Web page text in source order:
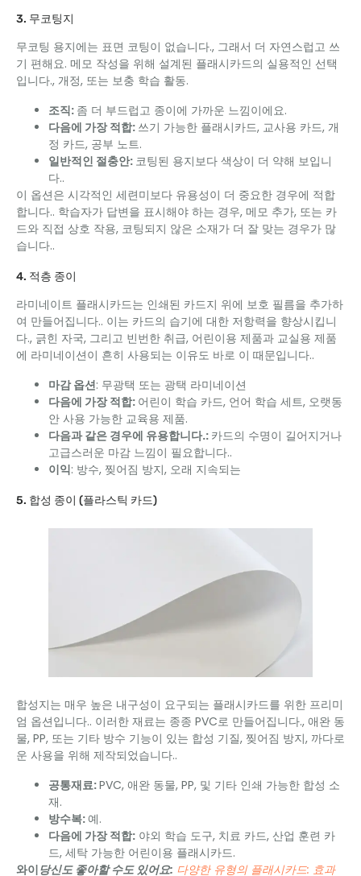
3. 무코팅지
무코팅 용지에는 표면 코팅이 없습니다., 그래서 더 자연스럽고 쓰
기 편해요. 메모 작성을 위해 설계된 플래시카드의 실용적인 선택
입니다., 개정, 또는 보충 학습 활동.
조직: 좀 더 부드럽고 종이에 가까운 느낌이에요.
다음에 가장 적합: 쓰기 가능한 플래시카드, 교사용 카드, 개
정 카드, 공부 노트.
일반적인 절충안: 코팅된 용지보다 색상이 더 약해 보입니
다..
이 옵션은 시각적인 세련미보다 유용성이 더 중요한 경우에 적합
합니다.. 학습자가 답변을 표시해야 하는 경우, 메모 추가, 또는 카
드와 직접 상호 작용, 코팅되지 않은 소재가 더 잘 맞는 경우가 많
습니다..
4. 적층 종이
라미네이트 플래시카드는 인쇄된 카드지 위에 보호 필름을 추가하
여 만들어집니다.. 이는 카드의 습기에 대한 저항력을 향상시킵니
다., 긁힌 자국, 그리고 빈번한 취급, 어린이용 제품과 교실용 제품
에 라미네이션이 흔히 사용되는 이유도 바로 이 때문입니다..
마감 옵션: 무광택 또는 광택 라미네이션
다음에 가장 적합: 어린이 학습 카드, 언어 학습 세트, 오랫동
안 사용 가능한 교육용 제품.
다음과 같은 경우에 유용합니다.: 카드의 수명이 길어지거나
고급스러운 마감 느낌이 필요합니다..
이익: 방수, 찢어짐 방지, 오래 지속되는
5. 합성 종이 (플라스틱 카드)
합성지는 매우 높은 내구성이 요구되는 플래시카드를 위한 프리미
엄 옵션입니다.. 이러한 재료는 종종 PVC로 만들어집니다., 애완 동
물, PP, 또는 기타 방수 기능이 있는 합성 기질, 찢어짐 방지, 까다로
운 사용을 위해 제작되었습니다..
공통재료:PVC, 애완 동물, PP, 및 기타 인쇄 가능한 합성 소
재.
방수복: 예.
다음에 가장 적합: 야외 학습 도구, 치료 카드, 산업 훈련 카
드, 세탁 가능한 어린이용 플래시카드.
와이당신도 좋아할 수도 있어요: 다양한 유형의 플래시카드: 효과